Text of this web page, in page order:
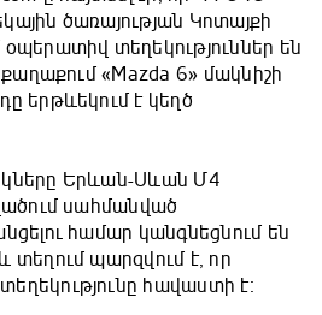
ծառայության Կոտայքի
տեղեկություններ են
«Mazda 6» մակնիշի
երթևեկում է կեղծ
Երևան-Սևան Մ4
սահմանված
համար կանգնեցնում են
տեղում պարզվում է, որ
հավաստի է։